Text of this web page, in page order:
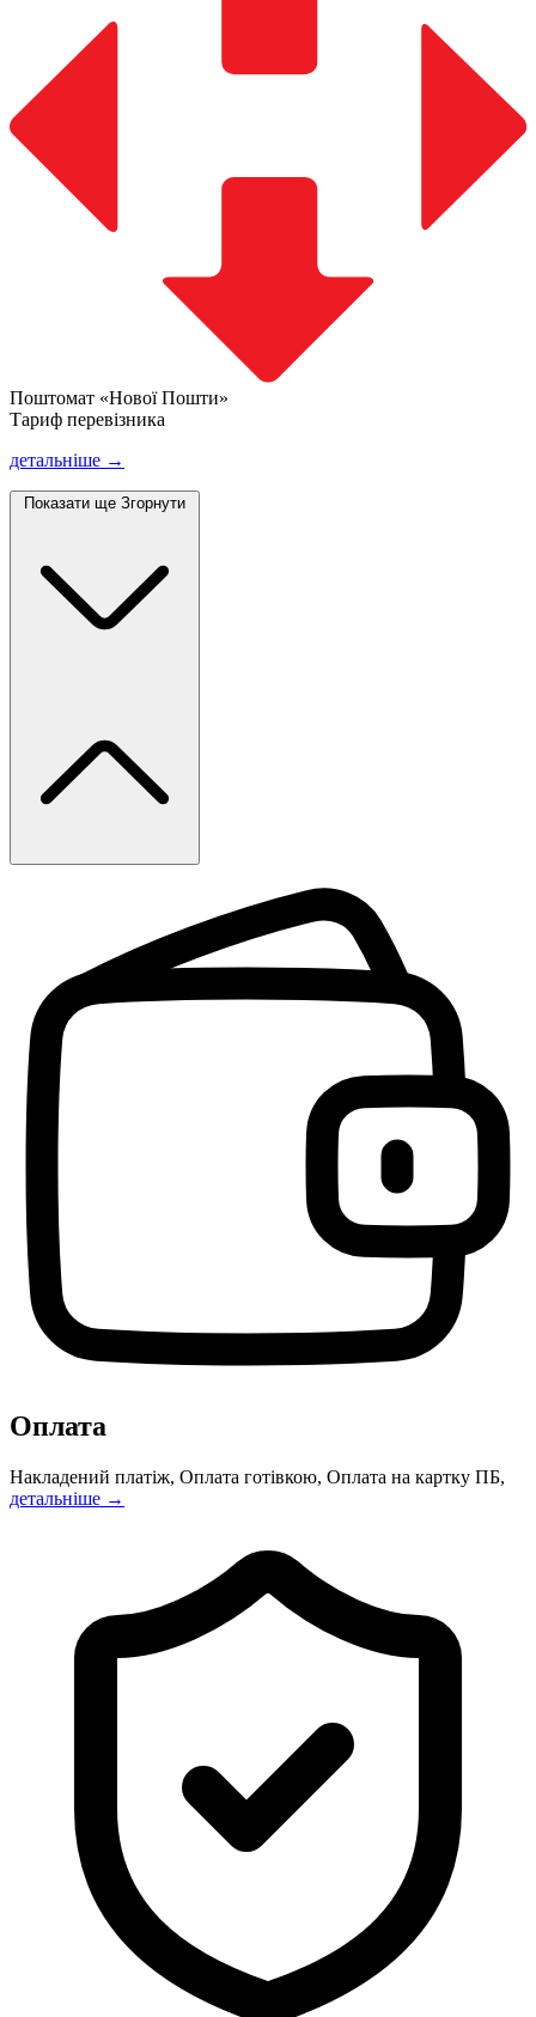
Поштомат «Нової Пошти»
Тариф перевізника
детальніше →
Показати ще Згорнути
Оплата
Накладений платіж, Оплата готівкою, Оплата на картку ПБ,
детальніше →